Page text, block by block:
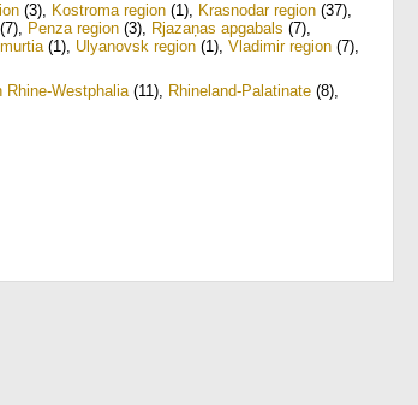
(3), Kostroma region (1), Krasnodar region (37),
(7), Penza region (3), Rjazaņas apgabals (7),
(1), Ulyanovsk region (1), Vladimir region (7),
Rhine-Westphalia(11), Rhineland-Palatinate (8),